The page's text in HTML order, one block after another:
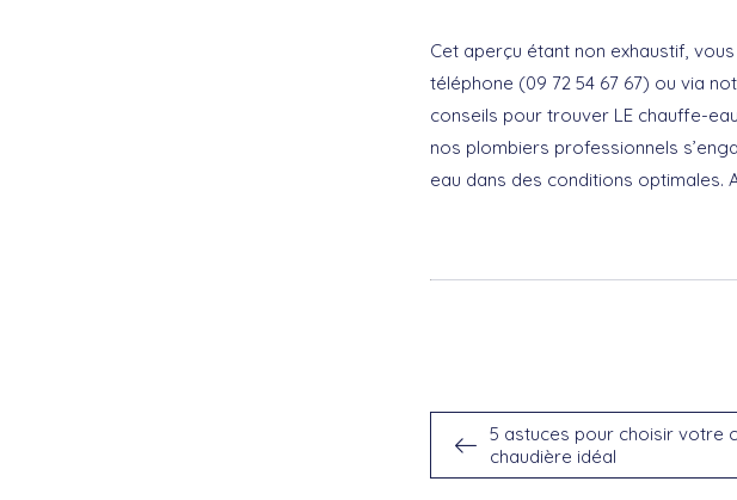
Cet aperçu étant non exhaustif,
téléphone (09 72 54 67 67) ou via
conseils pour trouver LE chauffe-
nos plombiers professionnels
eau dans des conditions optimales.
5 astuces pour choisir votre
chaudière idéal